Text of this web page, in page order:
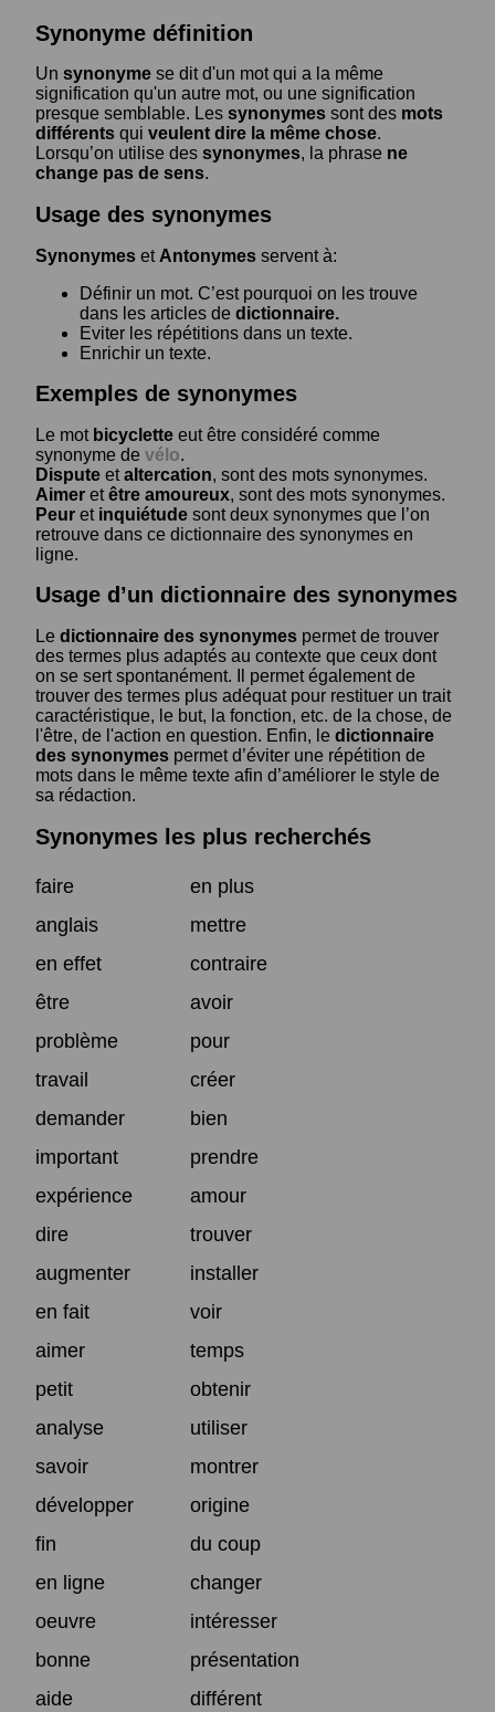
Synonyme définition
Un synonyme se dit d'un mot qui a la même
signification qu'un autre mot, ou une signification
presque semblable. Les synonymes sont des mots
différents qui veulent dire la même chose.
Lorsqu’on utilise des synonymes, la phrase ne
change pas de sens.
Usage des synonymes
Synonymes et Antonymes servent à:
Définir un mot. C’est pourquoi on les trouve
dans les articles de dictionnaire.
Eviter les répétitions dans un texte.
Enrichir un texte.
Exemples de synonymes
Le mot bicyclette eut être considéré comme
synonyme de vélo.
Dispute etaltercation, sont des mots synonymes.
Aimer etêtre amoureux, sont des mots synonymes.
Peur et inquiétude sont deux synonymes que l’on
retrouve dans ce dictionnaire des synonymes en
ligne.
Usage d’un dictionnaire des synonymes
Le dictionnaire des synonymes permet de trouver
des termes plus adaptés au contexte que ceux dont
on se sert spontanément. Il permet également de
trouver des termes plus adéquat pour restituer un trait
caractéristique, le but, la fonction, etc. de la chose, de
l'être, de l'action en question. Enfin, le dictionnaire
des synonymes permet d’éviter une répétition de
mots dans le même texte afin d’améliorer le style de
sa rédaction.
Synonymes les plus recherchés
faire
en plus
anglais
mettre
en effet
contraire
être
avoir
problème
pour
travail
créer
demander
bien
important
prendre
expérience
amour
dire
trouver
augmenter
installer
en fait
voir
aimer
temps
petit
obtenir
analyse
utiliser
savoir
montrer
développer
origine
fin
du coup
en ligne
changer
oeuvre
intéresser
bonne
présentation
aide
différent